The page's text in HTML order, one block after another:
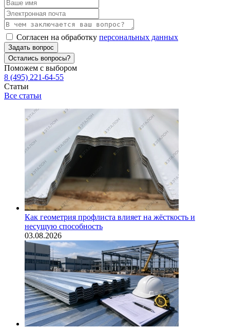
Согласен на обработку персональных данных
Задать вопрос
Остались вопросы?
Поможем с выбором
8 (495) 221-64-55
Статьи
Все статьи
Как геометрия профлиста влияет на жёсткость и
несущую способность
03.08.2026